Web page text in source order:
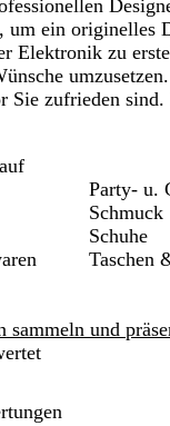
um ein originelles
Elektronik zu
Sie zufrieden
Party- u.
Schmuck
Schuhe
Taschen
und